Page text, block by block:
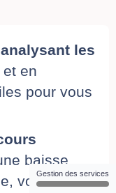
les
et en
pour vous
baisse
vousGestion des services